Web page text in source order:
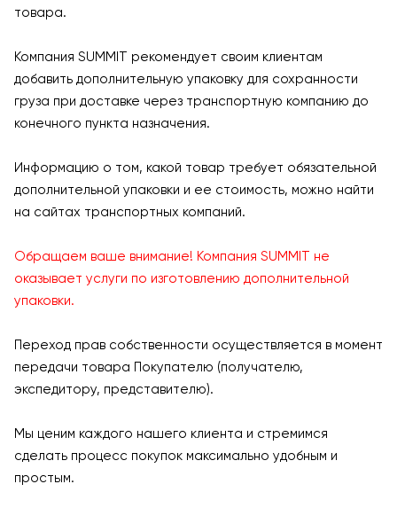
товара.
Компания SUMMIT рекомендует своим клиентам
добавить дополнительную упаковку для сохранности
груза при доставке через транспортную компанию до
конечного пункта назначения.
Информацию о том, какой товар требует обязательной
дополнительной упаковки и ее стоимость, можно найти
на сайтах транспортных компаний.
Обращаем ваше внимание! Компания SUMMIT не
оказывает услуги по изготовлению дополнительной
упаковки.
Переход прав собственности осуществляется в момент
передачи товара Покупателю (получателю,
экспедитору, представителю).
Мы ценим каждого нашего клиента и стремимся
сделать процесс покупок максимально удобным и
простым.